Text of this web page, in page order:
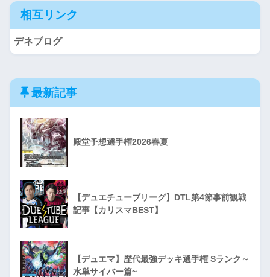
相互リンク
デネブログ
最新記事
殿堂予想選手権2026春夏
【デュエチューブリーグ】DTL第4節事前観戦
記事【カリスマBEST】
【デュエマ】歴代最強デッキ選手権 Sランク～
水単サイバー篇~